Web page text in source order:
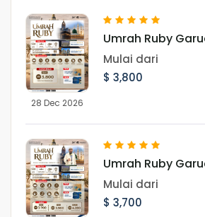
28 Dec 2026
Umrah Ruby
Jeddah 28
Mulai dari
$ 3,800
Umrah Ruby
Jeddah 27
Mulai dari
$ 3,700